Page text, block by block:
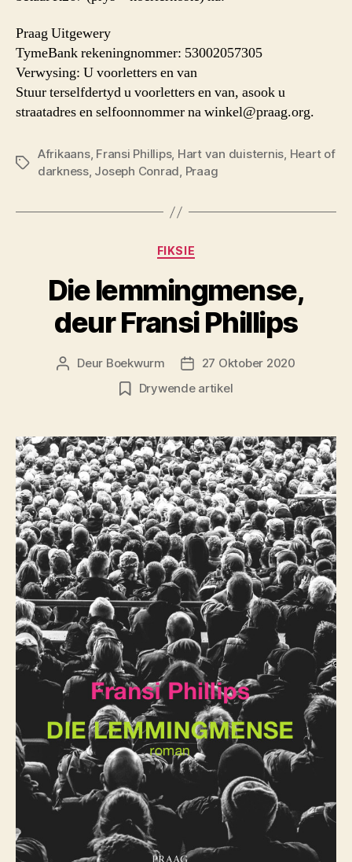
Praag Uitgewery
TymeBank rekeningnommer: 53002057305
Verwysing: U voorletters en van
Stuur terselfdertyd u voorletters en van, asook u
straatadres en selfoonnommer na winkel@praag.org.
Sleutelwoorde
Afrikaans, Fransi Phillips, Hart van duisternis, Heart of
darkness, Joseph Conrad, Praag
Kategorieë
FIKSIE
Die lemmingmense,
deur Fransi Phillips
Artikelouteur
Deur Boekwurm Artikeldatum
27 Oktober 2020
Drywende artikel